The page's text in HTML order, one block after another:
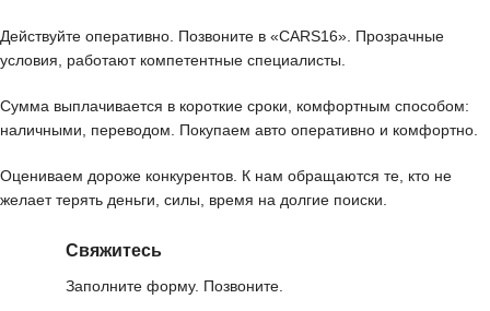
Действуйте оперативно. Позвоните в «CARS16». Прозрачные
условия, работают компетентные специалисты.
Сумма выплачивается в короткие сроки, комфортным способом:
наличными, переводом. Покупаем авто оперативно и комфортно.
Оцениваем дороже конкурентов. К нам обращаются те, кто не
желает терять деньги, силы, время на долгие поиски.
Свяжитесь
Заполните форму. Позвоните.